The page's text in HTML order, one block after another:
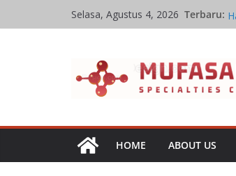
to
Selasa, Agustus 4, 2026 Terbaru:
HOME ABOUT US